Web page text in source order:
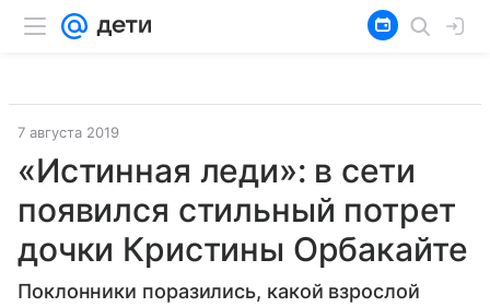
7 августа 2019
«Истинная леди»: в сети
появился стильный потрет
дочки Кристины Орбакайте
Поклонники поразились, какой взрослой